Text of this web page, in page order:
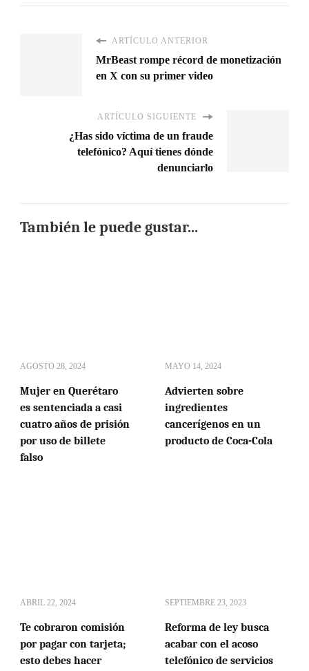
ARTÍCULO ANTERIOR
MrBeast rompe récord de monetización
en X con su primer video
ARTÍCULO SIGUIENTE
¿Has sido víctima de un fraude
telefónico? Aquí tienes dónde
denunciarlo
También le puede gustar...
AGOSTO 28, 2024
Mujer en Querétaro
es sentenciada a casi
cuatro años de prisión
por uso de billete
falso
MAYO 14, 2024
Advierten sobre
ingredientes
cancerígenos en un
producto de Coca-Cola
ABRIL 22, 2024
Te cobraron comisión
por pagar con tarjeta;
esto debes hacer
SEPTIEMBRE 23, 2023
Reforma de ley busca
acabar con el acoso
telefónico de servicios